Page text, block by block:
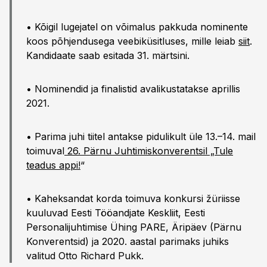
• Kõigil lugejatel on võimalus pakkuda nominente
koos põhjendusega veebiküsitluses, mille leiab siit.
Kandidaate saab esitada 31. märtsini.
• Nominendid ja finalistid avalikustatakse aprillis
2021.
• Parima juhi tiitel antakse pidulikult üle 13.–14. mail
toimuval 26. Pärnu Juhtimiskonverentsil „Tule
teadus appi!“
• Kaheksandat korda toimuva konkursi žüriisse
kuuluvad Eesti Tööandjate Keskliit, Eesti
Personalijuhtimise Ühing PARE, Äripäev (Pärnu
Konverentsid) ja 2020. aastal parimaks juhiks
valitud Otto Richard Pukk.